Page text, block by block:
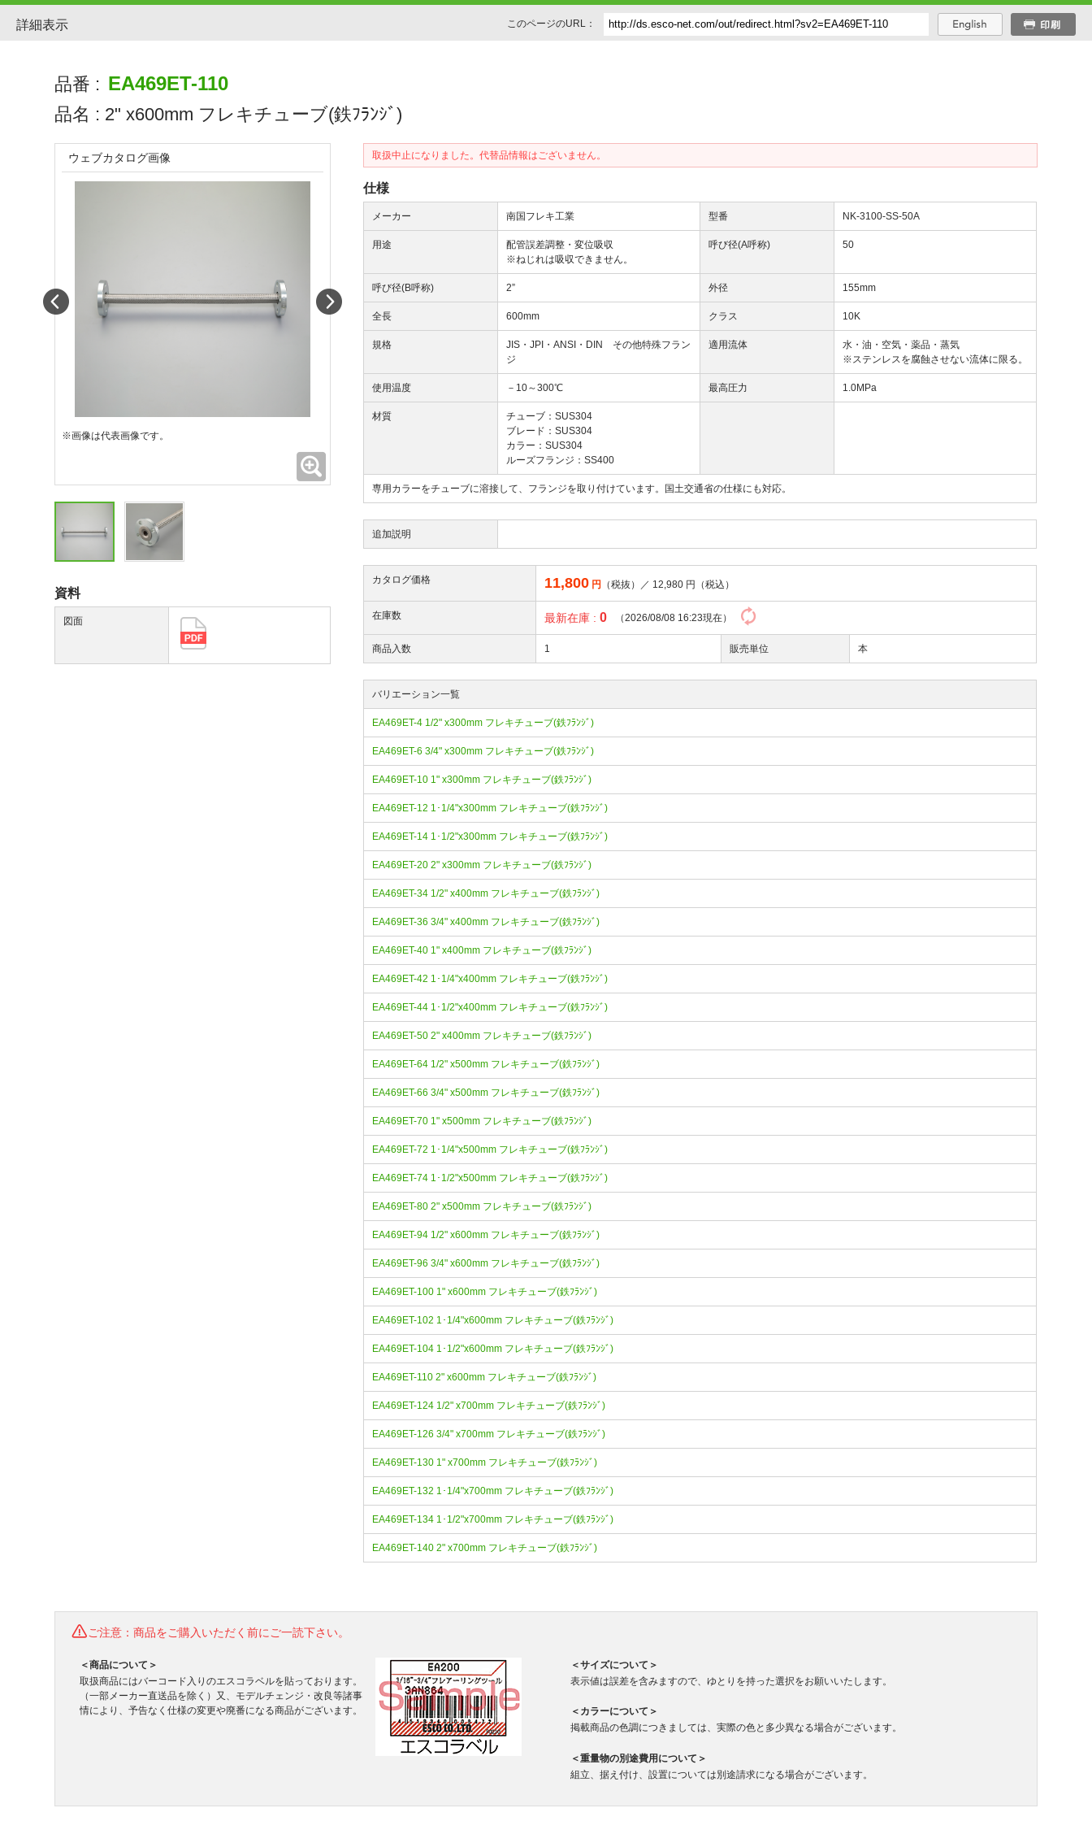
詳細表示 このページのURL：
品番 : EA469ET-110
品名 : 2" x600mm フレキチューブ(鉄ﾌﾗﾝｼﾞ)
取扱中止になりました。代替品情報はございません。
仕様
メーカー 南国フレキ工業 型番 NK-3100-SS-50A
用途
配管誤差調整・変位吸収
※ねじれは吸収できません。
呼び径(A呼称) 50
呼び径(B呼称) 2” 外径 155mm
全長 600mm クラス 10K
規格
JIS・JPI・ANSI・DIN その他特殊フラン
ジ
適用流体
水・油・空気・薬品・蒸気
※ステンレスを腐蝕させない流体に限る。
使用温度 －10～300℃ 最高圧力 1.0MPa
材質
チューブ：SUS304
ブレード：SUS304
カラー：SUS304
ルーズフランジ：SS400
専用カラーをチューブに溶接して、フランジを取り付けています。国土交通省の仕様にも対応。
追加説明
カタログ価格 11,800 円 （税抜）／ 12,980 円（税込）
在庫数 最新在庫 :0 （2026/08/08 16:23現在）
商品入数 1 販売単位 本
バリエーション一覧
EA469ET-4 1/2" x300mm フレキチューブ(鉄ﾌﾗﾝｼﾞ)
EA469ET-6 3/4" x300mm フレキチューブ(鉄ﾌﾗﾝｼﾞ)
EA469ET-10 1" x300mm フレキチューブ(鉄ﾌﾗﾝｼﾞ)
EA469ET-12 1･1/4"x300mm フレキチューブ(鉄ﾌﾗﾝｼﾞ)
EA469ET-14 1･1/2"x300mm フレキチューブ(鉄ﾌﾗﾝｼﾞ)
EA469ET-20 2" x300mm フレキチューブ(鉄ﾌﾗﾝｼﾞ)
EA469ET-34 1/2" x400mm フレキチューブ(鉄ﾌﾗﾝｼﾞ)
EA469ET-36 3/4" x400mm フレキチューブ(鉄ﾌﾗﾝｼﾞ)
EA469ET-40 1" x400mm フレキチューブ(鉄ﾌﾗﾝｼﾞ)
EA469ET-42 1･1/4"x400mm フレキチューブ(鉄ﾌﾗﾝｼﾞ)
EA469ET-44 1･1/2"x400mm フレキチューブ(鉄ﾌﾗﾝｼﾞ)
EA469ET-50 2" x400mm フレキチューブ(鉄ﾌﾗﾝｼﾞ)
EA469ET-64 1/2" x500mm フレキチューブ(鉄ﾌﾗﾝｼﾞ)
EA469ET-66 3/4" x500mm フレキチューブ(鉄ﾌﾗﾝｼﾞ)
EA469ET-70 1" x500mm フレキチューブ(鉄ﾌﾗﾝｼﾞ)
EA469ET-72 1･1/4"x500mm フレキチューブ(鉄ﾌﾗﾝｼﾞ)
EA469ET-74 1･1/2"x500mm フレキチューブ(鉄ﾌﾗﾝｼﾞ)
EA469ET-80 2" x500mm フレキチューブ(鉄ﾌﾗﾝｼﾞ)
EA469ET-94 1/2" x600mm フレキチューブ(鉄ﾌﾗﾝｼﾞ)
EA469ET-96 3/4" x600mm フレキチューブ(鉄ﾌﾗﾝｼﾞ)
EA469ET-100 1" x600mm フレキチューブ(鉄ﾌﾗﾝｼﾞ)
EA469ET-102 1･1/4"x600mm フレキチューブ(鉄ﾌﾗﾝｼﾞ)
EA469ET-104 1･1/2"x600mm フレキチューブ(鉄ﾌﾗﾝｼﾞ)
EA469ET-110 2" x600mm フレキチューブ(鉄ﾌﾗﾝｼﾞ)
EA469ET-124 1/2" x700mm フレキチューブ(鉄ﾌﾗﾝｼﾞ)
EA469ET-126 3/4" x700mm フレキチューブ(鉄ﾌﾗﾝｼﾞ)
EA469ET-130 1" x700mm フレキチューブ(鉄ﾌﾗﾝｼﾞ)
EA469ET-132 1･1/4"x700mm フレキチューブ(鉄ﾌﾗﾝｼﾞ)
EA469ET-134 1･1/2"x700mm フレキチューブ(鉄ﾌﾗﾝｼﾞ)
EA469ET-140 2" x700mm フレキチューブ(鉄ﾌﾗﾝｼﾞ)
ウェブカタログ画像
※画像は代表画像です。
資料
図面
ご注意：商品をご購入いただく前にご一読下さい。
＜商品について＞
取扱商品にはバーコード入りのエスコラベルを貼っております。
（一部メーカー直送品を除く）又、モデルチェンジ・改良等諸事
情により、予告なく仕様の変更や廃番になる商品がございます。
＜サイズについて＞
表示値は誤差を含みますので、ゆとりを持った選択をお願いいたします。
＜カラーについて＞
掲載商品の色調につきましては、実際の色と多少異なる場合がございます。
＜重量物の別途費用について＞
組立、据え付け、設置については別途請求になる場合がございます。